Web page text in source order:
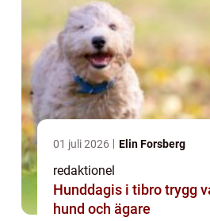
01 juli 2026 Elin Forsberg
redaktionel
Hunddagis i tibro trygg vardag för både
hund och ägare